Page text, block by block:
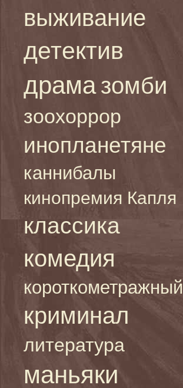
выживание
детектив
драма зомби
зоохоррор
инопланетяне
каннибалы
кинопремия Капля
классика
комедия
короткометражный
криминал
литература
маньяки